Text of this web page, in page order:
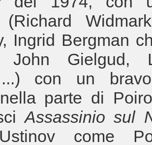
(Richard
Ingrid Bergman
John Gielgud,
con un
parte di
Assassinio sul
come